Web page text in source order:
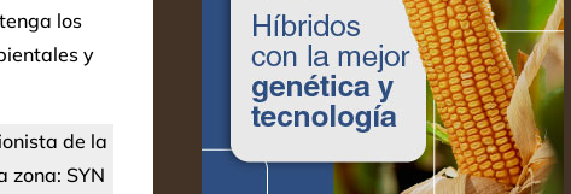
los
y
de la
zona: SYN